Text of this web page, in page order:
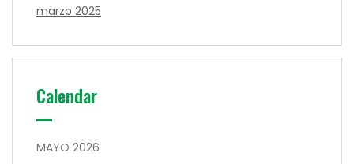
marzo 2025
Calendar
MAYO 2026